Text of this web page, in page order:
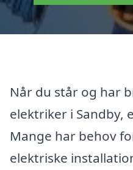
Når du står og har
elektriker i Sandby,
Mange har behov
elektriske